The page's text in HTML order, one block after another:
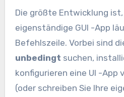
Die größte Entwicklung
eigenständige GUI -App
Befehlszeile. Vorbei sind
unbedingt suchen,
konfigurieren eine UI -App
(oder schreiben Sie Ihre